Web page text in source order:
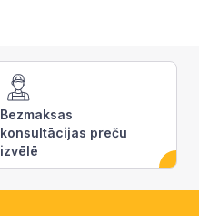
Bezmaksas
konsultācijas preču
izvēlē